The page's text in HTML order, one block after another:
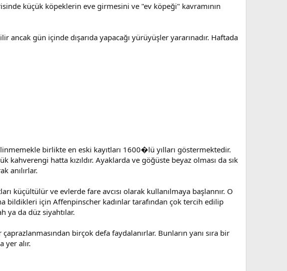
küçük köpeklerin eve girmesini ve "ev köpeği" kavramının
ancak gün içinde dışarıda yapacağı yürüyüşler yararınadır. Haftada
birlikte en eski kayıtları 1600�lü yılları göstermektedir.
hatta kızıldır. Ayaklarda ve göğüste beyaz olması da sık
anılırlar.
küçültülür ve evlerde fare avcısı olarak kullanılmaya başlannır. O
bildikleri için Affenpinscher kadınlar tarafından çok tercih edilip
ya da düz siyahtılar.
birçok defa faydalanırlar. Bunların yanı sıra bir
yer alır.